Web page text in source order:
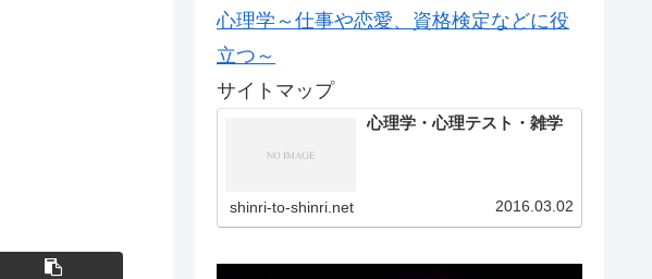
心理学～仕事や恋愛、資格検定などに役
立つ～
サイトマップ
心理学・心理テスト・雑学
shinri-to-shinri.net 2016.03.02